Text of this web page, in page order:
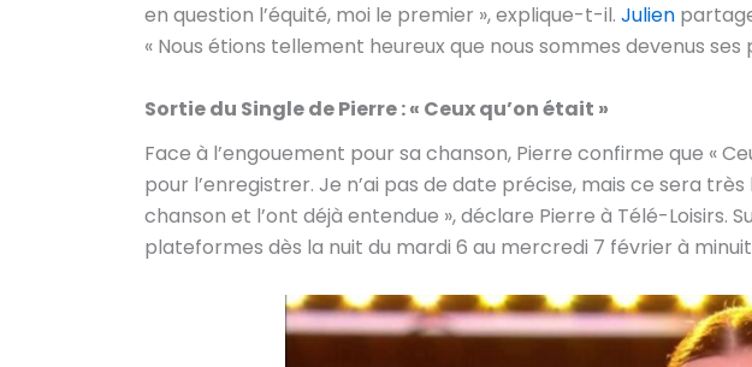
en question l’équité, moi le premier », explique-t-il. Julien
« Nous étions tellement heureux que nous sommes devenus
Sortie du Single de Pierre : « Ceux qu’on était »
Face à l’engouement pour sa chanson, Pierre confirme que «
pour l’enregistrer. Je n’ai pas de date précise, mais ce sera
chanson et l’ont déjà entendue », déclare Pierre à Télé-Loisirs.
plateformes dès la nuit du mardi 6 au mercredi 7 février à